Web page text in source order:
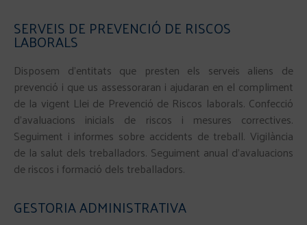
SERVEIS DE PREVENCIÓ DE RISCOS
LABORALS
Disposem d’entitats que presten els serveis aliens de
prevenció i que us assessoraran i ajudaran en el compliment
de la vigent Llei de Prevenció de Riscos laborals. Confecció
d’avaluacions inicials de riscos i mesures correctives.
Seguiment i informes sobre accidents de treball. Vigilància
de la salut dels treballadors. Seguiment anual d’avaluacions
de riscos i formació dels treballadors.
GESTORIA ADMINISTRATIVA